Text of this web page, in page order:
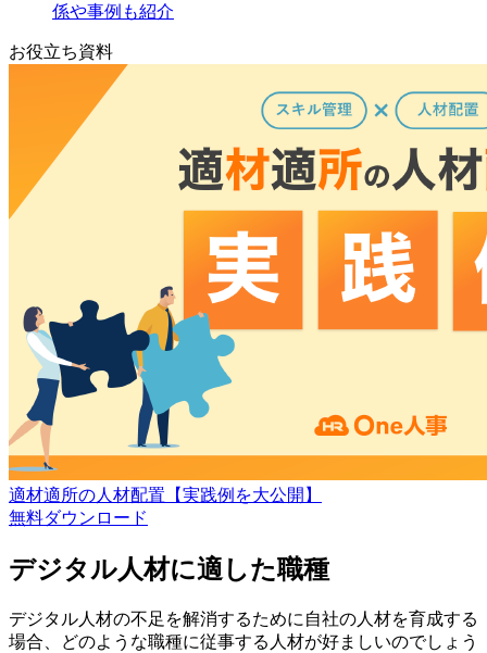
係や事例も紹介
お役立ち資料
適材適所の人材配置【実践例を大公開】
無料ダウンロード
デジタル人材に適した職種
デジタル人材の不足を解消するために自社の人材を育成する
場合、どのような職種に従事する人材が好ましいのでしょう